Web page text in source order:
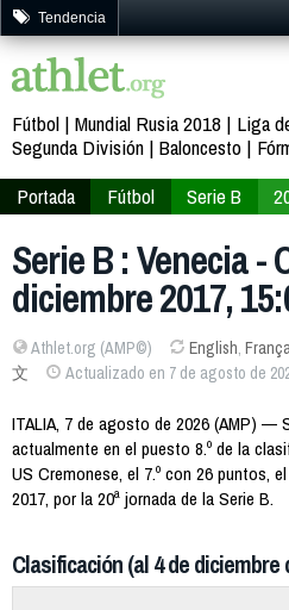
Tendencia
Fútbol Mundial Rusia 2018 Liga
Segunda División Baloncesto
Portada
Fútbol Serie B
Serie B : Venecia -
diciembre 2017,
Athlet.org (AMP©) English,
文
Actualizado en 7 de agosto de
ITALIA, 7 de agosto de 2026 (AMP) —
actualmente en el puesto 8.º de la
US Cremonese, el 7.º con 26 puntos,
2017, por la 20ª jornada de la Serie B.
Clasificación (al 4 de diciembre